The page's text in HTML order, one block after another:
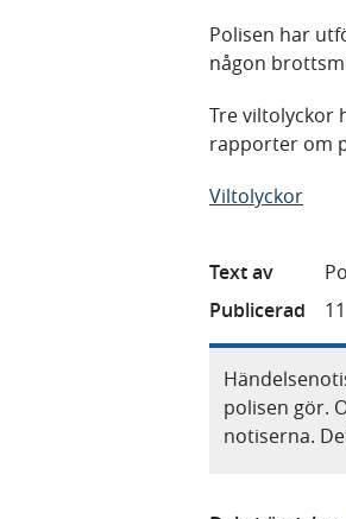
Polisen har
någon
Tre viltolyckor
rapporter om
Viltolyckor
Text av
Publicerad
polisen gör.
notiserna.